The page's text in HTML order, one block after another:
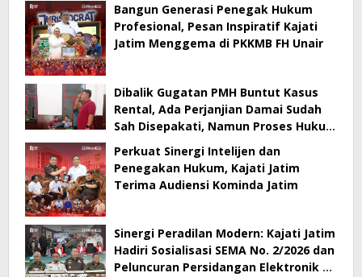
Bangun Generasi Penegak Hukum
Profesional, Pesan Inspiratif Kajati
Jatim Menggema di PKKMB FH Unair
Dibalik Gugatan PMH Buntut Kasus
Rental, Ada Perjanjian Damai Sudah
Sah Disepakati, Namun Proses Hukum
Perkuat Sinergi Intelijen dan
Penegakan Hukum, Kajati Jatim
Terima Audiensi Kominda Jatim
Sinergi Peradilan Modern: Kajati Jatim
Hadiri Sosialisasi SEMA No. 2/2026 dan
Peluncuran Persidangan Elektronik di